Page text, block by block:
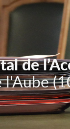
de
l'Aube